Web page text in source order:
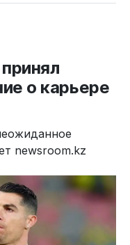
о карьере
newsroom.kz